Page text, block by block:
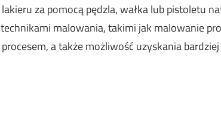
za pomocą pędzla, wałka lub pistoletu
malowania, takimi jak malowanie
a także możliwość uzyskania